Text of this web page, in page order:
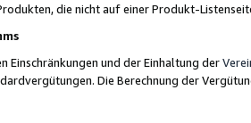
die nicht auf einer Produkt-
Einschränkungen und der Einhaltung der
Die Berechnung der